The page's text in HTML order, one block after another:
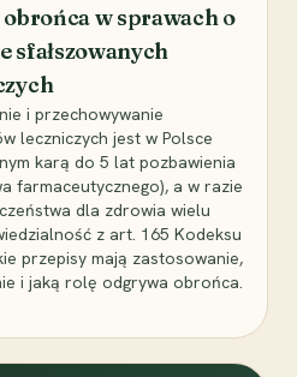
w sprawach o
sfałszowanych
i przechowywanie
leczniczych jest w Polsce
karą do 5 lat pozbawienia
farmaceutycznego), a w razie
dla zdrowia wielu
z art. 165 Kodeksu
przepisy mają zastosowanie,
i jaką rolę odgrywa obrońca.